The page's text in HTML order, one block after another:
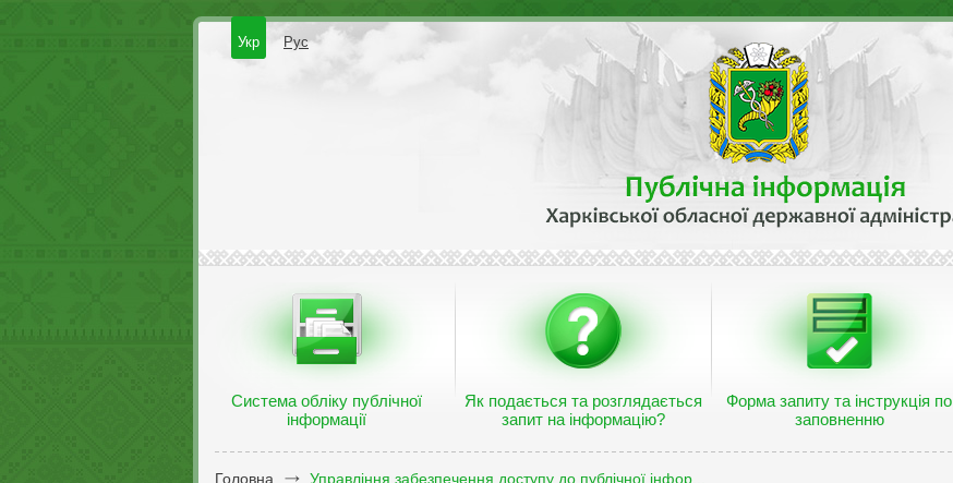
Укр Рус
Система обліку публічної
інформації
Як подається та розглядається
запит на інформацію?
Форма запиту та інструкція по
заповненню
Головна Управління забезпечення доступу до публічної інфор...